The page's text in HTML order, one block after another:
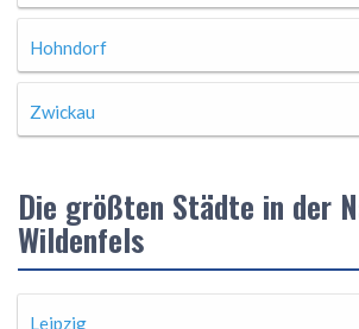
Hohndorf
Zwickau
Die größten Städte in der
Wildenfels
Leipzig